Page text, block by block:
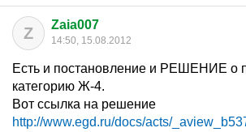
Z Zaia007
14:50, 15.08.2012
Есть и постановление и РЕШЕНИЕ о
категорию Ж-4.
Вот ссылка на решение
http://www.egd.ru/docs/acts/